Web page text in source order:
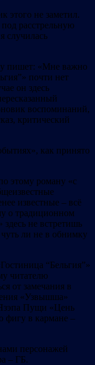
этого не заметил.
расстрельную
случилась
пишет: «Мне важно
почти нет
он здесь
воспоминаний,
критический
как принято
этому роману «с
известные – всё
о традиционном
не встретишь
ли не в обнимку
“Бельгия”»
читателю
от замечания в
«Узвышша»
Пущи «Цень
фигу в кармане –
персонажей
– ГБ.